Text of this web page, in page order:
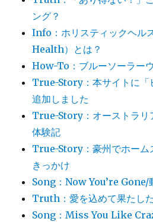
ング？
Info：ホリスティックヘ
Health）とは？
How-To：ブルーソーラー
True-Story：本サイトに「
追加しました
True-Story：オーストラリ
体験記
True-Story：豪州でホーム
きっかけ
Song：Now You’re Gone/
Truth：愛を込めて果たし
Song：Miss You Like